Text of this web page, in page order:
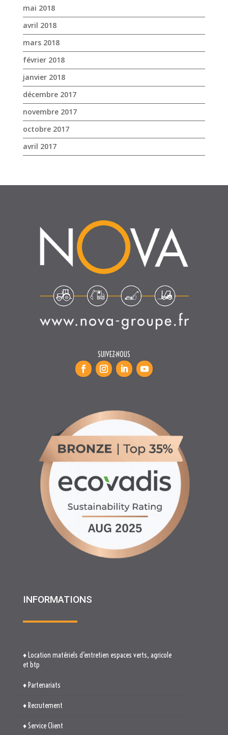
mai 2018
avril 2018
mars 2018
février 2018
janvier 2018
décembre 2017
novembre 2017
octobre 2017
avril 2017
SUIVEZ-NOUS
INFORMATIONS
♦ Location matériels d’entretien espaces verts, agricole
et btp
♦ Partenariats
♦ Recrutement
♦ Service Client